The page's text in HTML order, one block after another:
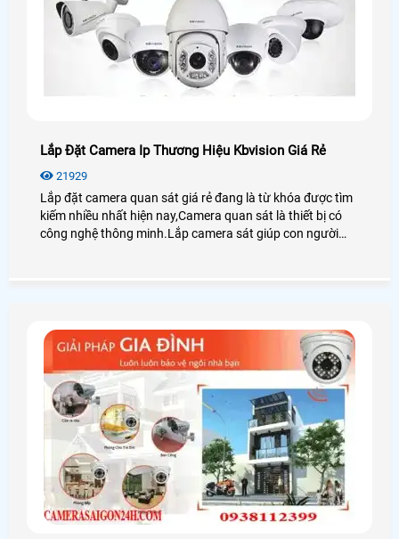
Lắp Đặt Camera Ip Thương Hiệu Kbvision Giá Rẻ
21929
Lắp đặt camera quan sát giá rẻ đang là từ khóa được tìm
kiếm nhiều nhất hiện nay,Camera quan sát là thiết bị có
công nghệ thông minh.Lắp camera sát giúp con người